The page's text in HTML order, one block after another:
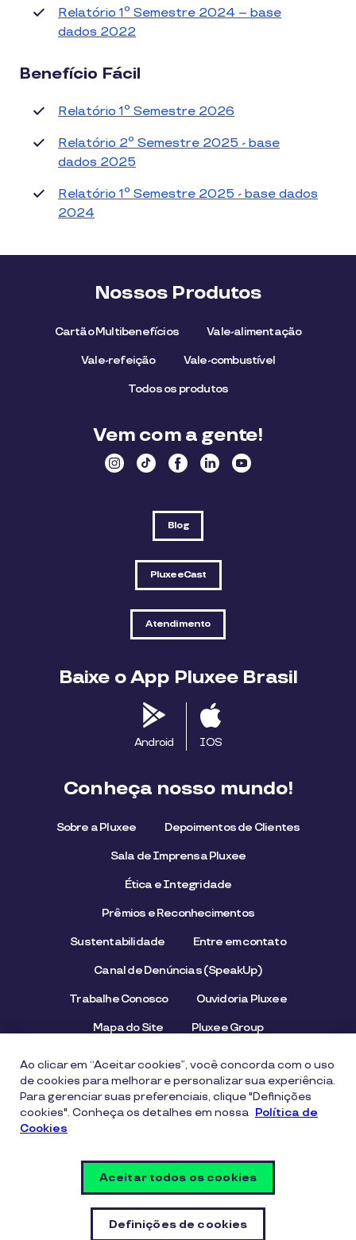
Relatório 1º Semestre 2024 – base
dados 2022
Benefício Fácil
Relatório 1º Semestre 2026
Relatório 2º Semestre 2025 - base
dados 2025
Relatório 1º Semestre 2025 - base dados
2024
Nossos Produtos
Cartão Multibenefícios Vale-alimentação
Vale-refeição Vale-combustível
Todos os produtos
Vem com a gente!
Blog
PluxeeCast
Atendimento
Baixe o App Pluxee Brasil
Android IOS
Conheça nosso mundo!
Sobre a Pluxee Depoimentos de Clientes
Sala de Imprensa Pluxee
Ética e Integridade
Prêmios e Reconhecimentos
Sustentabilidade Entre em contato
Canal de Denúncias (SpeakUp)
Trabalhe Conosco Ouvidoria Pluxee
Mapa do Site Pluxee Group
Aviso de Privacidade Termos de uso
Segurança Digital e Prevenção a Fraudes
Vulnerability Disclosure Policy Definições de cookies
Ao clicar em “Aceitar cookies”, você concorda com o uso
de cookies para melhorar e personalizar sua experiência.
Para gerenciar suas preferenciais, clique "Definições
cookies". Conheça os detalhes em nossa Política de
Cookies
Definições de cookies
Aceitar todos os cookies